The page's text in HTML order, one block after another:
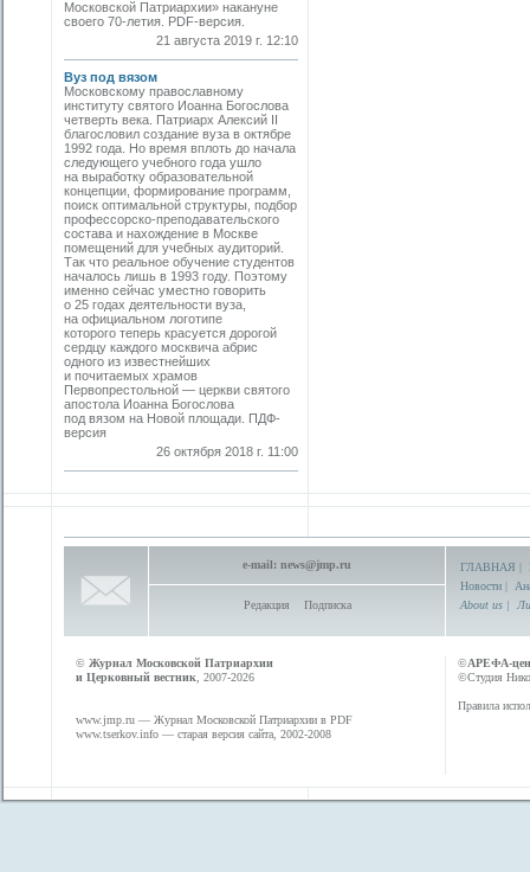
Московской Патриархии» накануне
своего 70-летия. PDF-версия.
21 августа 2019 г. 12:10
Вуз под вязом
Московскому православному
институту святого Иоанна Богослова
четверть века. Патриарх Алексий II
благословил создание вуза в октяб­ре
1992 года. Но время вплоть до начала
следующего учебного года ушло
на выработку образовательной
концепции, формирование программ,
поиск оптимальной структуры, подбор
профессорско-преподавательского
состава и нахождение в Москве
помещений для учебных аудиторий.
Так что реальное обучение студентов
началось лишь в 1993 году. Поэтому
именно сейчас уместно говорить
о 25 годах деятельности вуза,
на официальном логотипе
которого теперь красуется дорогой
сердцу каждого москвича абрис
одного из известнейших
и почитаемых храмов
Первопрестольной — церкви святого
апостола Иоанна Богослова
под вязом на Новой площади. ПДФ-
версия
26 октября 2018 г. 11:00
e-mail: news@jmp.ru
Редакция Подписка
ГЛАВНАЯ |
Новости |
About us |
© Журнал Московской Патриархии
и Церковный вестник , 2007-2026
www.jmp.ru — Журнал Московской Патриархии в PDF
www.tserkov.info — старая версия сайта, 2002-2008
©АРЕФА-
©Студия
Правила